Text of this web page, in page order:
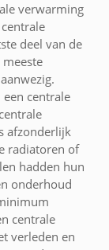
verwarming
deel van de
centrale
afzonderlijk
radiatoren of
hadden hun
onderhoud
centrale
verleden en